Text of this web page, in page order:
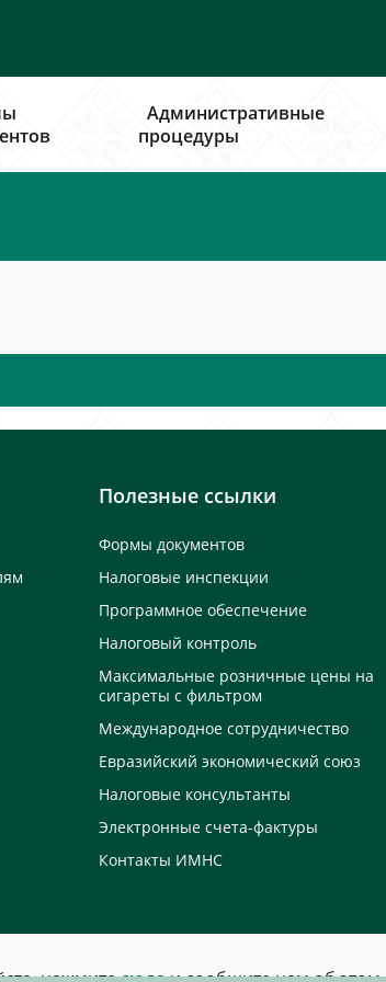
Административные
процедуры
Полезные ссылки
Формы документов
Налоговые инспекции
Программное обеспечение
Налоговый контроль
Максимальные розничные цены на
сигареты с фильтром
Международное сотрудничество
Евразийский экономический союз
Налоговые консультанты
Электронные счета-фактуры
Контакты ИМНС